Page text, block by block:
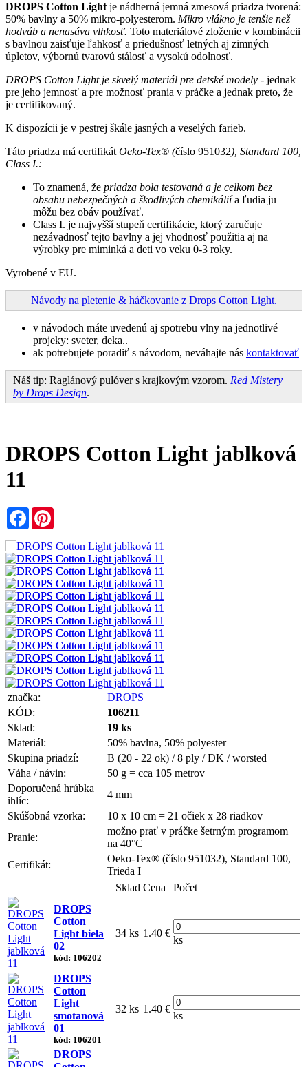
DROPS Cotton Light je nádherná jemná zmesová priadza tvorená:
50% bavlny a 50% mikro-polyesterom. Mikro vlákno je tenšie než
hodváb a nenasáva vlhkosť. Toto materiálové zloženie v kombinácii
s bavlnou zaisťuje ľahkosť a priedušnosť letných aj zimných
úpletov, výbornú tvarovú stálosť a vysokú odolnosť.
DROPS Cotton Light je skvelý materiál pre detské modely - jednak
pre jeho jemnosť a pre možnosť prania v práčke a jednak preto, že
je certifikovaný.
K dispozícii je v pestrej škále jasných a veselých farieb.
Táto priadza má certifikát Oeko-Tex® (číslo 951032), Standard 100,
Class I.:
To znamená, že priadza bola testovaná a je celkom bez
obsahu nebezpečných a škodlivých chemikáliía ľudia ju
môžu bez obáv používať.
Class I. je najvyšší stupeň certifikácie, ktorý zaručuje
nezávadnosť tejto bavlny a jej vhodnosť použitia aj na
výrobky pre miminká a deti vo veku 0-3 roky.
Vyrobené v EU.
Návody na pletenie & háčkovanie z Drops Cotton Light.
v návodoch máte uvedenú aj spotrebu vlny na jednotlivé
projeky: sveter, deka..
ak potrebujete poradiť s návodom, neváhajte nás kontaktovať
Náš tip: Raglánový pulóver s krajkovým vzorom. Red Mistery
by Drops Design.
DROPS Cotton Light jablková
11
Facebook
značka:
DROPS
KÓD:
106211
Sklad:
19 ks
Materiál:
50% bavlna, 50% polyester
Skupina priadzí:
B (20 - 22 ok) / 8 ply / DK / worsted
Váha / návin:
50 g = cca 105 metrov
Doporučená hrúbka
ihlíc:
4 mm
Skúšobná vzorka:
10 x 10 cm = 21 očiek x 28 riadkov
Pranie:
možno prať v práčke šetrným programom
na 40°C
Certifikát:
Oeko-Tex® (číslo 951032), Standard 100,
Trieda I
Sklad Cena
Počet
DROPS
Cotton
Light biela
02
kód: 106202
34 ks 1.40 €
ks
DROPS
Cotton
Light
smotanová
01
kód: 106201
32 ks 1.40 €
ks
DROPS